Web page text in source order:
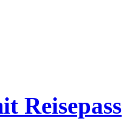
Reisepass